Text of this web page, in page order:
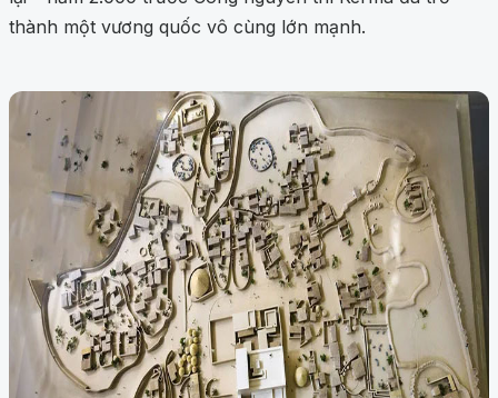
thành một vương quốc vô cùng lớn mạnh.